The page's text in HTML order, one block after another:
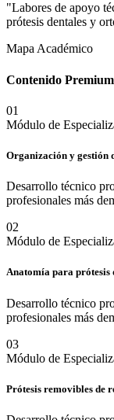
"Labores de apoyo
prótesis dentales y
Mapa Académico
Contenido
01
Módulo de
Organización y gestión
Desarrollo técnico
profesionales más
02
Módulo de
Anatomía para prótesis
Desarrollo técnico
profesionales más
03
Módulo de
Prótesis removibles de